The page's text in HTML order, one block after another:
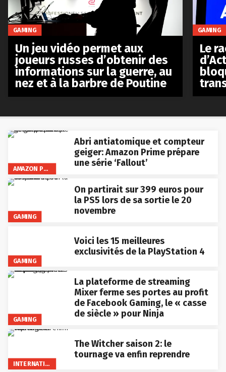
AMAZON PRIME VIDEO
Abri antiatomique et compteur
geiger: Amazon Prime prépare
une série ‘Fallout’
GAMING
On partirait sur 399 euros pour
la PS5 lors de sa sortie le 20
novembre
GAMING
Voici les 15 meilleures
exclusivités de la PlayStation 4
GAMING
La plateforme de streaming
Mixer ferme ses portes au profit
de Facebook Gaming, le « casse
de siècle » pour Ninja
INTERNATIONAL
The Witcher saison 2: le
tournage va enfin reprendre
GAMING
Un jeu vidéo permet aux
joueurs russes d’obtenir des
informations sur la guerre, au
nez et à la barbre de Poutine
GAMING
Le